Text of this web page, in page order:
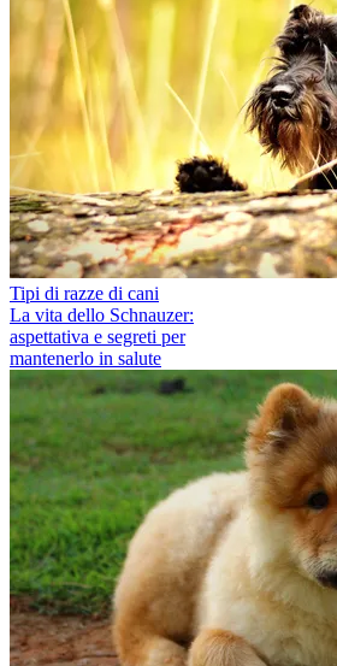
Tipi di razze di cani
La vita dello Schnauzer:
aspettativa e segreti per
mantenerlo in salute